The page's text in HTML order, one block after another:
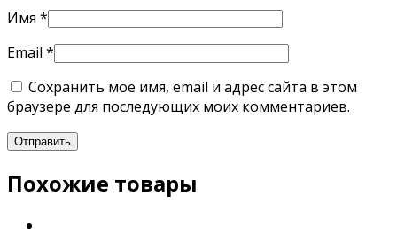
Имя *
Email *
Сохранить моё имя, email и адрес сайта в этом
браузере для последующих моих комментариев.
Похожие товары